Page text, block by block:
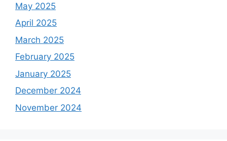
May 2025
April 2025
March 2025
February 2025
January 2025
December 2024
November 2024